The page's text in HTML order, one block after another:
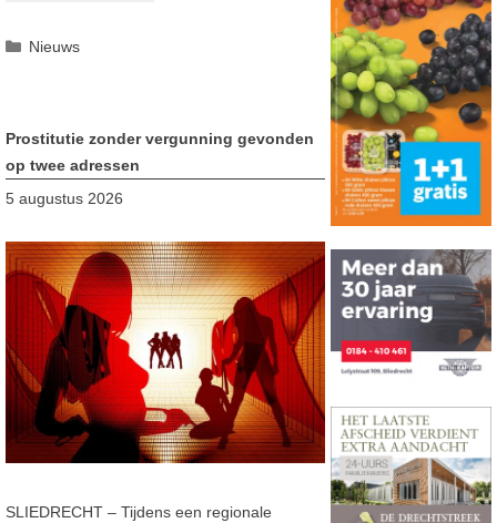
Categorieën
Nieuws
Prostitutie zonder vergunning gevonden
op twee adressen
5 augustus 2026
SLIEDRECHT – Tijdens een regionale